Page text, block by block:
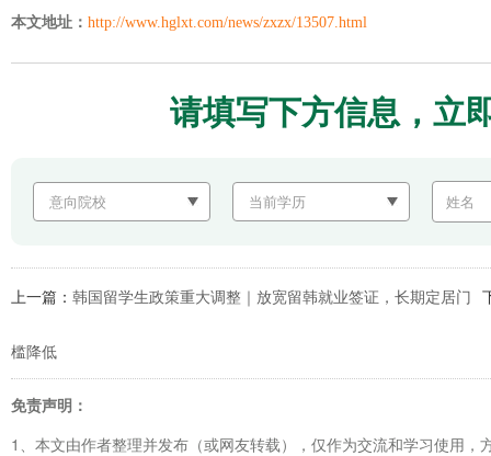
本文地址： http://www.hglxt.com/news/zxzx/13507.html
请填写下方信息，立
上一篇： 韩国留学生政策重大调整｜放宽留韩就业签证，长期定居门
槛降低
免责声明：
1、本文由作者整理并发布（或网友转载），仅作为交流和学习使用